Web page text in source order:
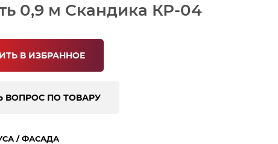
0,9 м Скандика КР-04
В ИЗБРАННОЕ
ВОПРОС ПО ТОВАРУ
/ ФАСАДА